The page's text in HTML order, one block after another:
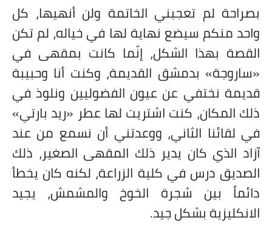
بصراحة لم تعجبني الخاتمة ولن أنهيها، كل
واحد منكم سيضع نهاية لها في خياله، لم تكن
القصة بهذا الشكل، إنّما كانت بمقهى في
«ساروجة» بدمشق القديمة، وكنت أنا وحبيبة
قديمة نختفي عن عيون الفضوليين ونلوذ في
ذلك المكان، كنت اشتريت لها عطر «ريد بارتي»
في لقائنا الثاني، ووعدتني أن نسمع من عند
آزاد الذي كان يدير ذلك المقهى الصغير، ذلك
الصديق درس في كلية الزراعة، لكنه كان يخطأ
دائماً بين شجرة الخوخ والمشمش، يجيد
الانكليزية بشكل جيد.